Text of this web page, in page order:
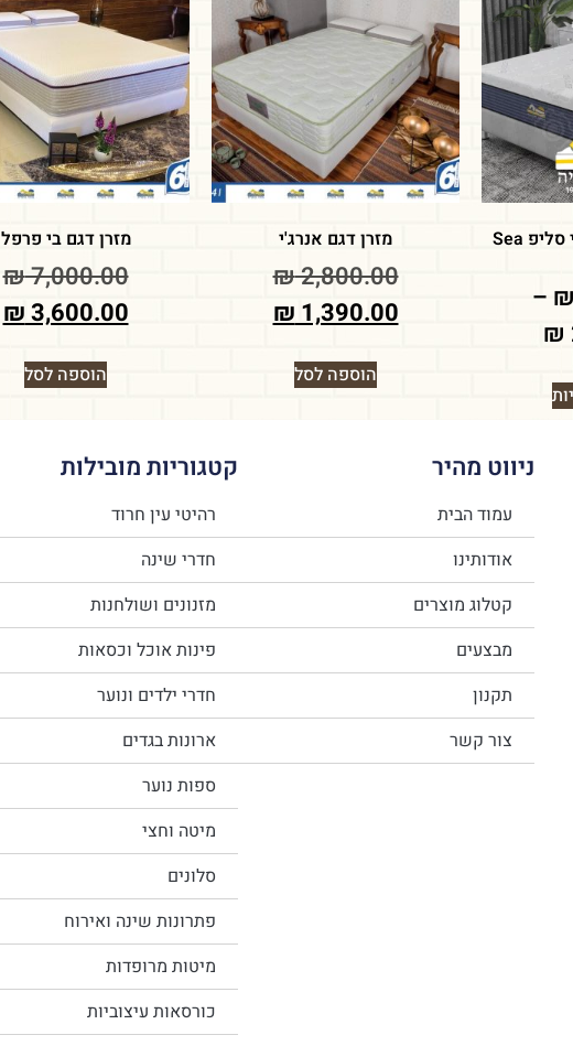
מזרון קיסריה דגם סי סליפ Sea
₪
–
₪
מזרן דגם אנרג'י
₪2,800.00
₪ 1,390.00
הוספה לסל
מזרן דגם בי פרפל
₪7,000.00
₪3,600.00
הוספה לסל
ניווט מהיר
עמוד הבית
אודותינו
קטלוג מוצרים
מבצעים
תקנון
צור קשר
קטגוריות מובילות
רהיטי עין חרוד
חדרי שינה
מזנונים ושולחנות
פינות אוכל וכסאות
חדרי ילדים ונוער
ארונות בגדים
ספות נוער
מיטה וחצי
סלונים
פתרונות שינה ואירוח
מיטות מרופדות
כורסאות עיצוביות